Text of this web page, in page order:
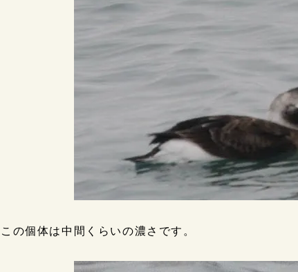
この個体は中間くらいの濃さです。